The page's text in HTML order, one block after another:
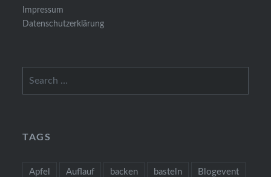
Impressum
Datenschutzerklärung
TAGS
Apfel Auflauf backen basteln Blogevent